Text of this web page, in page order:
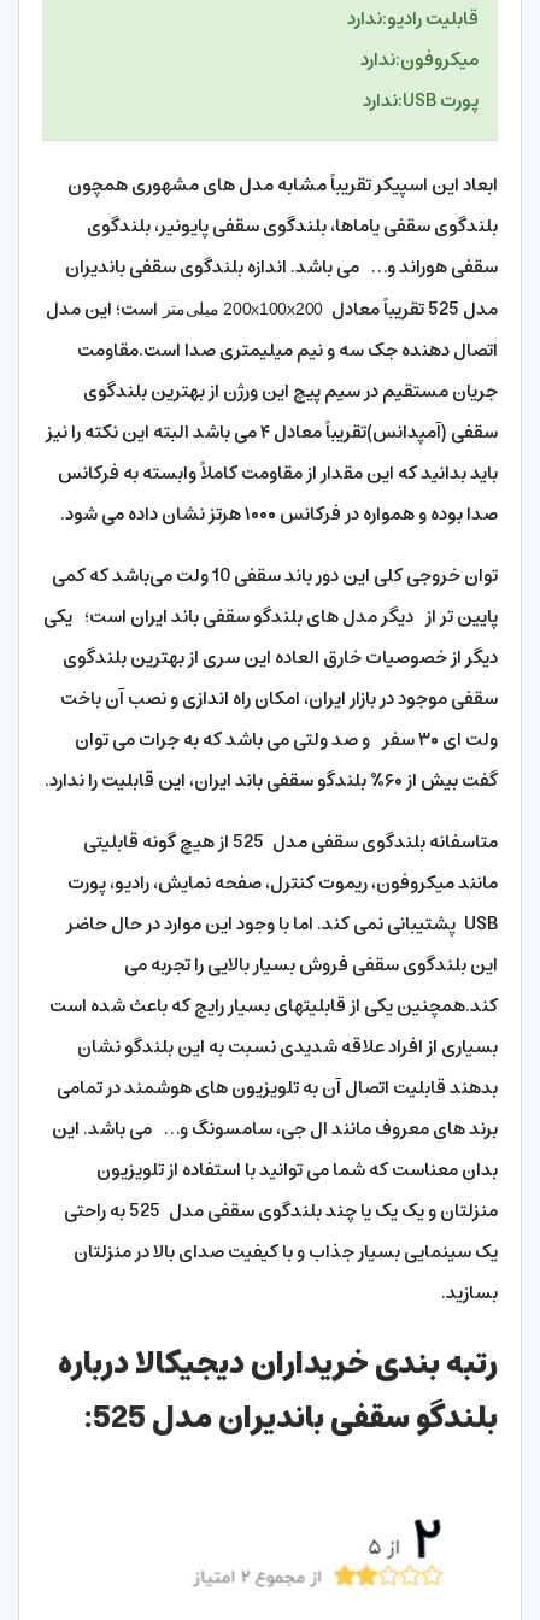
قابلیت رادیو:ندارد
میکروفون:ندارد
پورت USB:
ندارد
ابعاد این اسپیکر تقریباً مشابه مدل های مشهوری همچون
بلندگوی سقفی یاماها، بلندگوی سقفی پایونیر، بلندگوی
سقفی هوراند و… می باشد. اندازه بلندگوی سقفی باندیران
مدل 525 تقریباً معادل
200x100x200 میلی‌متر
است؛ این مدل
اتصال دهنده جک سه و نیم میلیمتری صدا است.مقاومت
جریان مستقیم در سیم پیچ این ورژن از بهترین بلندگوی
سقفی (آمپدانس)تقریباً معادل ۴ می باشد البته این نکته را نیز
باید بدانید که این مقدار از مقاومت کاملاً وابسته به فرکانس
صدا بوده و همواره در فرکانس ۱۰۰۰ هرتز نشان داده می شود.
توان خروجی کلی این دور باند سقفی 10 ولت می‌باشد که کمی
پایین تر از دیگر مدل های بلندگو سقفی باند ایران است؛ یکی
دیگر از خصوصیات خارق العاده این سری از بهترین بلندگوی
سقفی موجود در بازار ایران، امکان راه اندازی و نصب آن باخت
ولت ای ۳۰ سفر و صد ولتی می باشد که به جرات می توان
گفت بیش از ۶۰% بلندگو سقفی باند ایران، این قابلیت را ندارد.
متاسفانه بلندگو
ی سقفی مدل 525 از هیچ گونه قابلیتی
مانند میکروفون، ریموت کنترل، صفحه نمایش، رادیو، پورت
USB پشتیبانی نمی کند. اما با وجود این موارد در حال حاضر
این بلندگوی سقفی فروش بسیار بالایی را تجربه می
کند.همچنین یکی از قابلیتهای بسیار رایج که باعث شده است
بسیاری از افراد علاقه شدیدی نسبت به این بلندگو نشان
بدهند قابلیت اتصال آن به تلویزیون های هوشمند در تمامی
برند های معروف مانند ال جی، سامسونگ و… می باشد. این
بدان معناست که شما می توانید با استفاده از تلویزیون
منزلتان و یک یک یا چند بلندگوی سقفی مدل 525 به راحتی
یک سینمایی بسیار جذاب و با کیفیت صدای بالا در منزلتان
بسازید.
رتبه بندی خریداران دیجیکالا درباره
بلندگو سقفی باندیران مدل 525: